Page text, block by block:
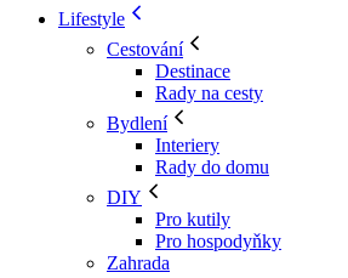
Lifestyle
Cestování
Destinace
Rady na cesty
Bydlení
Interiery
Rady do domu
DIY
Pro kutily
Pro hospodyňky
Zahrada